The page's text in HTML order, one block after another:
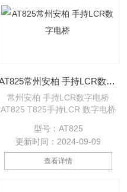
AT825常州安柏 手持LCR数字电桥
常州安柏 手持LCR数字电桥
AT825 T825手持LCR 数字电桥
控制。超低功耗设计和高密度
SMD装配工艺，2.8英寸真彩
16M色TFT液晶显示屏，主副参
数同时显示，摆脱了工作台的限
型号：AT825
更新时间：2024-09-09
查看详情